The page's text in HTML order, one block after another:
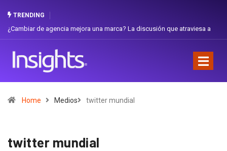
TRENDING
de agencia mejora una marca? La discusión que atraviesa a
Home Medios twitter mundial
twitter mundial